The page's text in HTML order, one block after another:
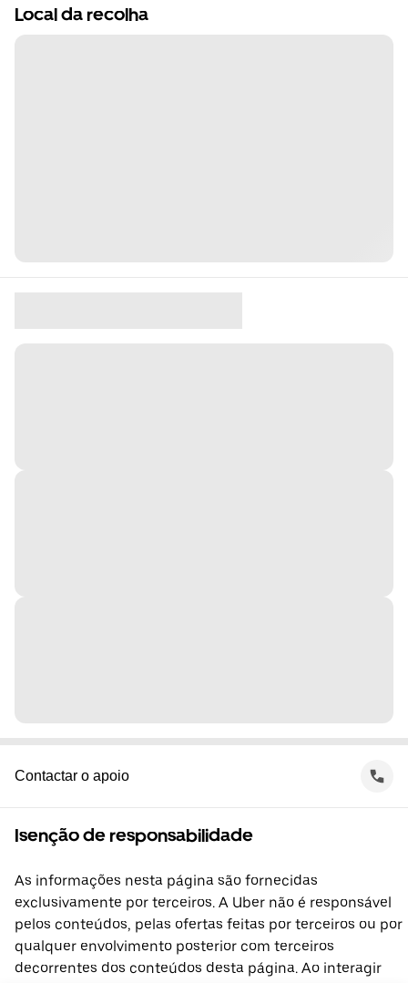
Local da recolha
Contactar o apoio
Isenção de responsabilidade
As informações nesta página são fornecidas
exclusivamente por terceiros. A Uber não é responsável
pelos conteúdos, pelas ofertas feitas por terceiros ou por
qualquer envolvimento posterior com terceiros
decorrentes dos conteúdos desta página. Ao interagir